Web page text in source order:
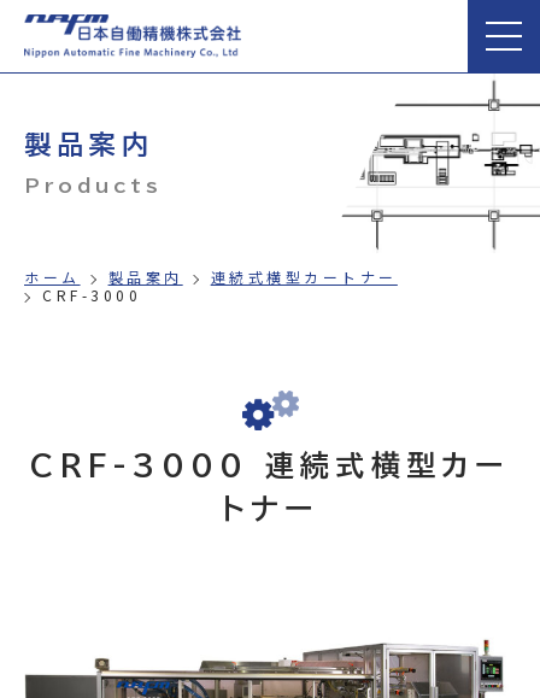
製品案内
Products
ホーム 製品案内
連続式横型カートナー
CRF-3000
CRF-3000 連続式横型カー
トナー